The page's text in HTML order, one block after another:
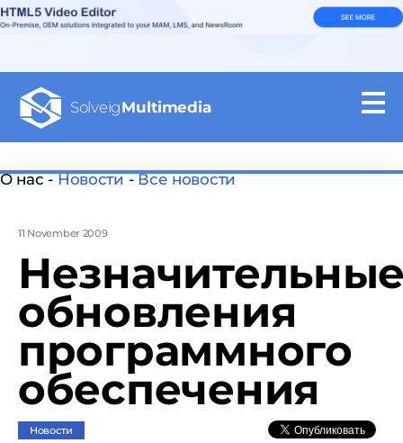
SolveigMultimedia
О нас -Новости-Все новости
11 November 2009
обновления
программного
обеспечения
Новости